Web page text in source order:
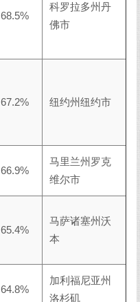
68.5%
科罗拉多州丹
佛市
67.2% 纽约州纽约市
66.9%
马里兰州罗克
维尔市
65.4%
马萨诸塞州沃
本
64.8%
加利福尼亚州
洛杉矶